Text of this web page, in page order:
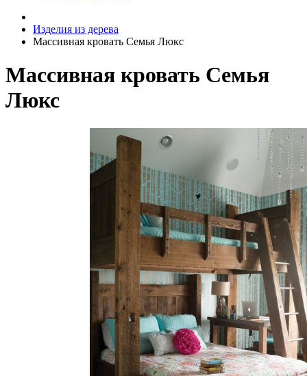
Изделия из дерева
Массивная кровать Семья Люкс
Массивная кровать Семья
Люкс